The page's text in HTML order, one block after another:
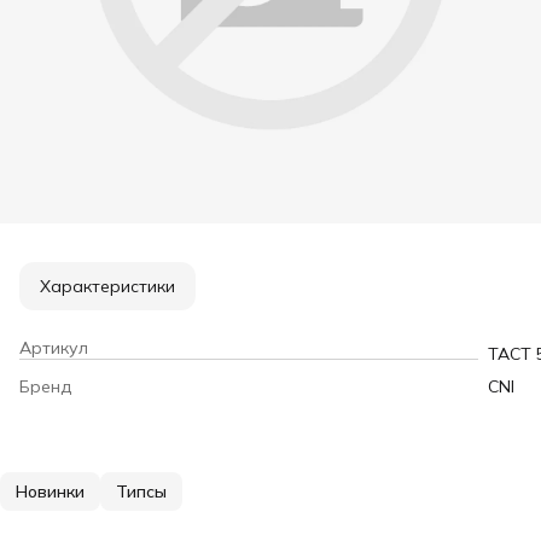
Характеристики
Артикул
TACT
Бренд
CNI
Новинки Типсы